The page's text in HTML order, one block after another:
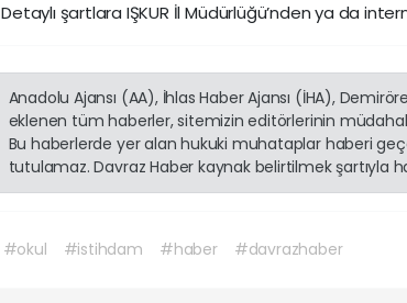
Detaylı şartlara IŞKUR İl Müdürlüğü’nden ya da
Anadolu Ajansı (AA), İhlas Haber Ajansı (İHA),
eklenen tüm haberler, sitemizin editörlerinin
Bu haberlerde yer alan hukuki muhataplar haberi
tutulamaz. Davraz Haber kaynak belirtilmek şartıyla
#okul #istihdam #haber #davrazhaber